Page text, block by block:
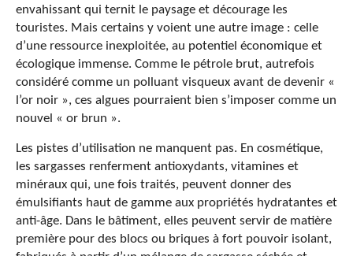
envahissant qui ternit le paysage et décourage les
touristes. Mais certains y voient une autre image : celle
d’une ressource inexploitée, au potentiel économique et
écologique immense. Comme le pétrole brut, autrefois
considéré comme un polluant visqueux avant de devenir «
l’or noir », ces algues pourraient bien s’imposer comme un
nouvel « or brun ».
Les pistes d’utilisation ne manquent pas. En cosmétique,
les sargasses renferment antioxydants, vitamines et
minéraux qui, une fois traités, peuvent donner des
émulsifiants haut de gamme aux propriétés hydratantes et
anti-âge. Dans le bâtiment, elles peuvent servir de matière
première pour des blocs ou briques à fort pouvoir isolant,